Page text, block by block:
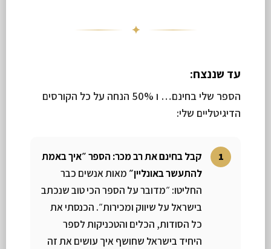
✦
עד שננצח:
הספר שלי בחינם… ו 50% הנחה על כל הקורסים
הדיגיטליים שלי:
קבל בחינם את רב מכר: הספר ״איך באמת
להתעשר באונליין״ מאות אנשים כבר
החליטו: ״מדובר על הספר הכי טוב שנכתב
בישראל על שיווק ומכירות״. הכנסתי את
כל הסודות, הכלים והטכניקות לספר
היחיד בישראל שחושף איך עושים את זה